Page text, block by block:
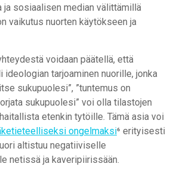
ja sosiaalisen median välittämillä
vaikutus nuorten käytökseen ja
voidaan päätellä, että
ideologian tarjoaminen nuorille, jonka
sukupuolesi”, ”tuntemus on
sukupuolesi” voi olla tilastojen
etenkin tytöille. Tämä asia voi
ongelmaksi⁶ erityisesti
altistuu negatiiviselle
netissä ja kaveripiirissään.